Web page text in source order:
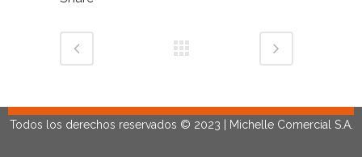
Todos los derechos reservados © 2023 | Michelle Comercial S.A.